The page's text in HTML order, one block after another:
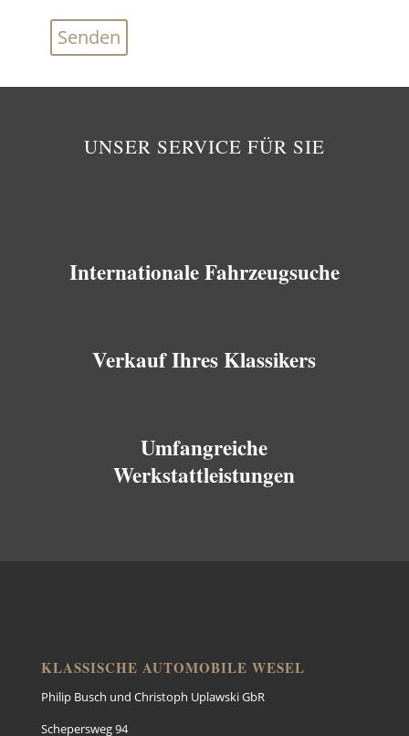
UNSER SERVICE FÜR SIE
Internationale Fahrzeugsuche
Verkauf Ihres Klassikers
Umfangreiche
Werkstattleistungen
KLASSISCHE AUTOMOBILE WESEL
Philip Busch und Christoph Uplawski GbR
Schepersweg 94